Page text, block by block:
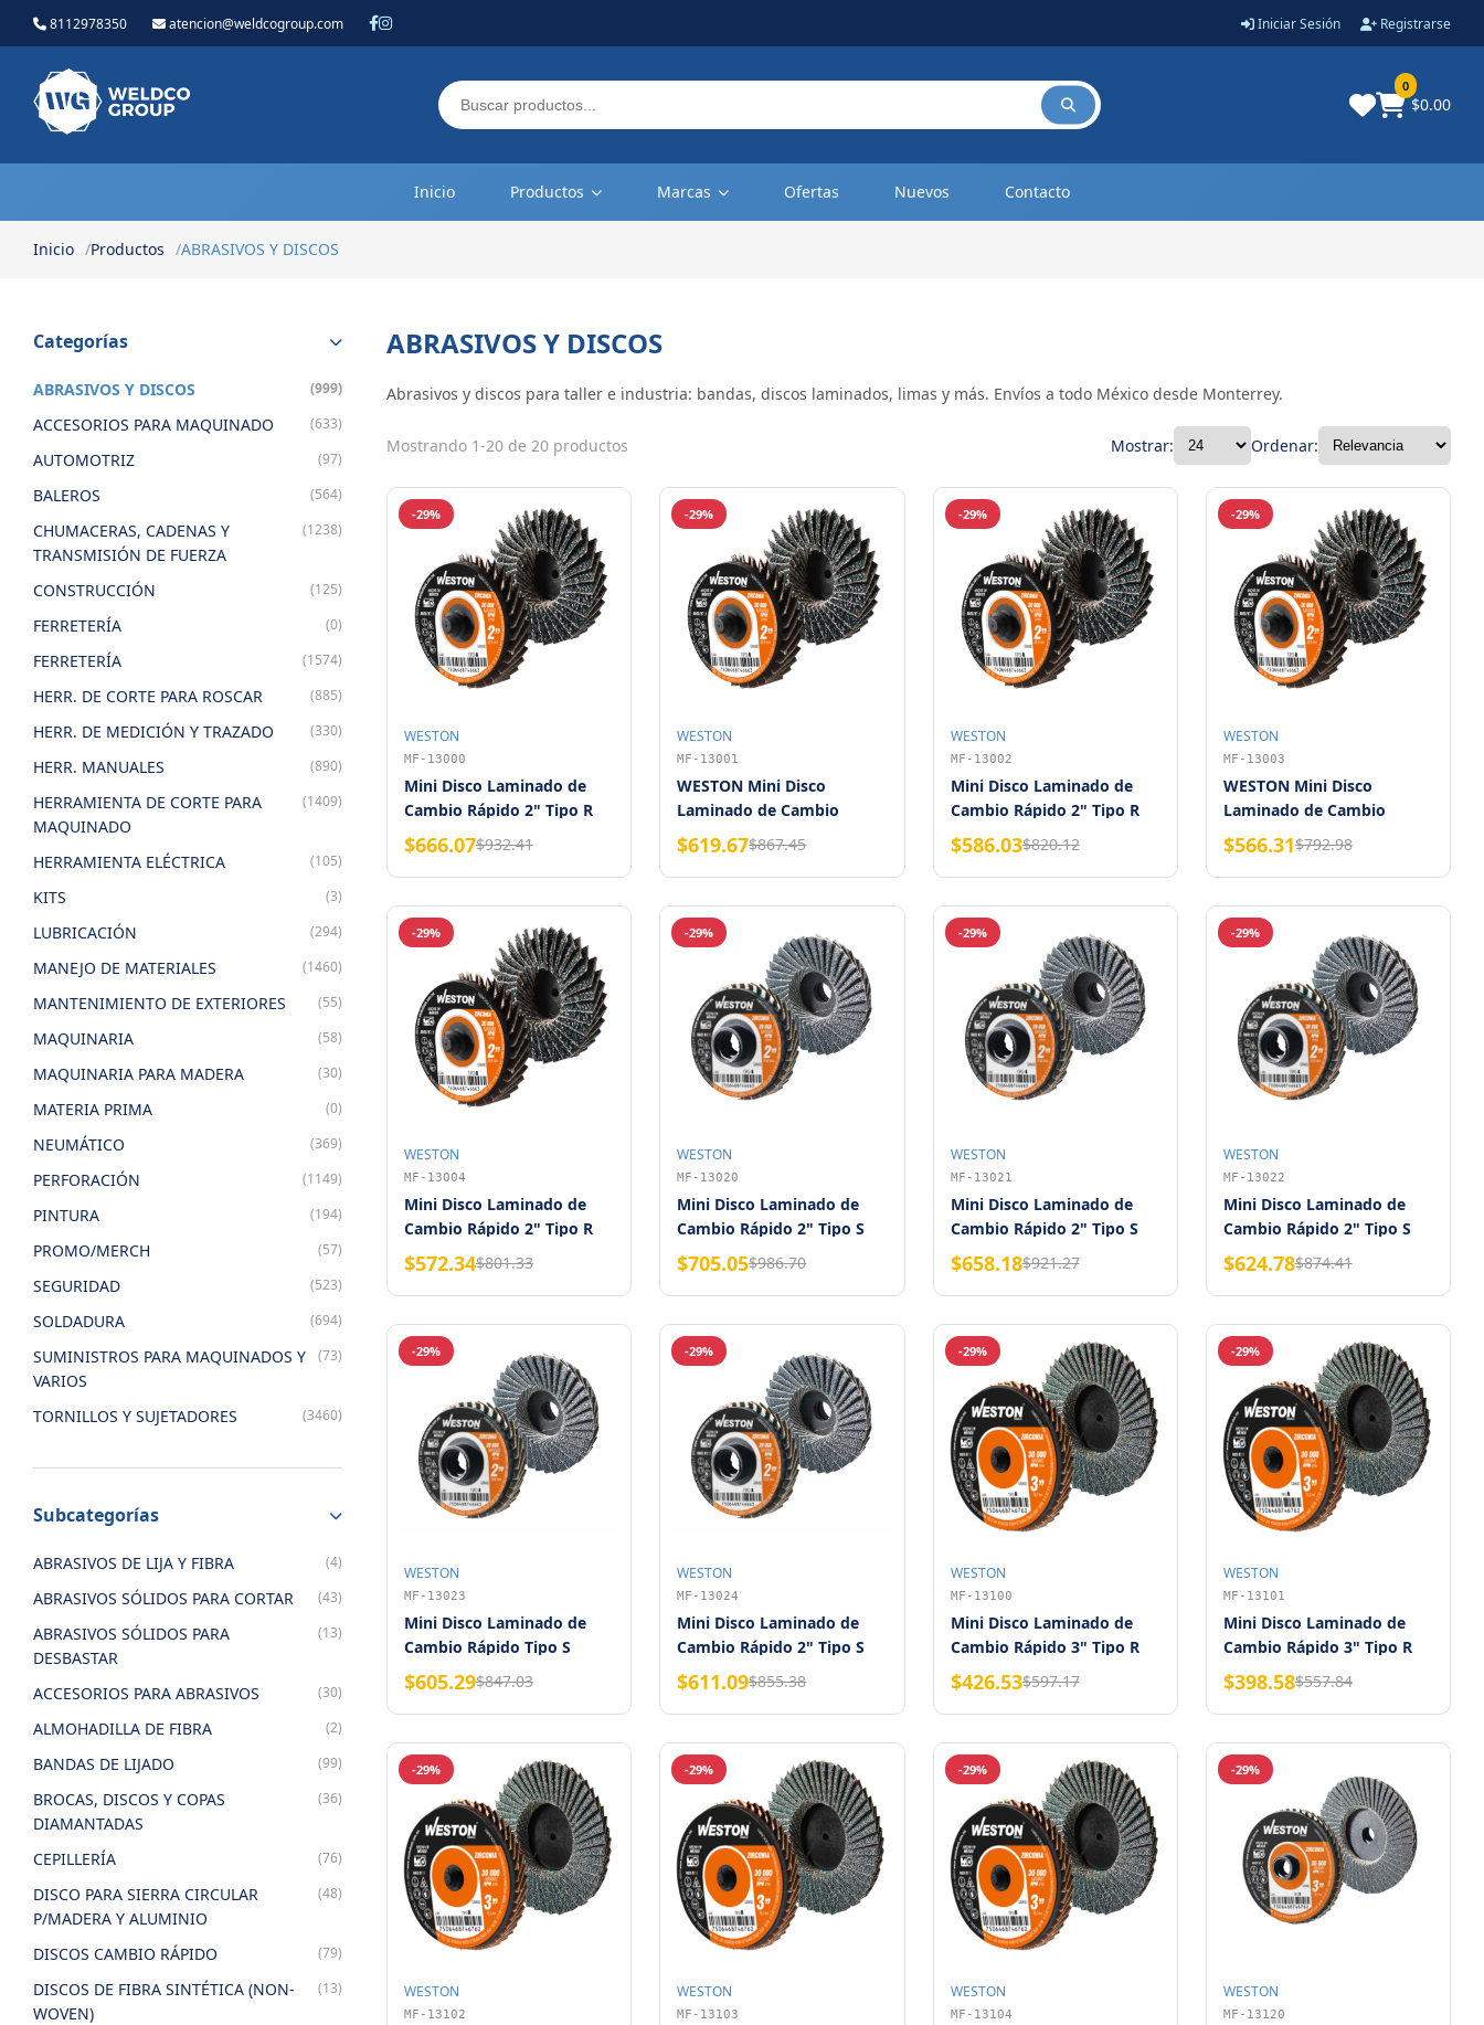
8112978350 atencion@weldcogroup.com Iniciar Sesión Registrarse
0
$0.00
Inicio Productos Marcas Ofertas Nuevos Contacto
Inicio Productos ABRASIVOS Y DISCOS
Categorías
ABRASIVOS Y DISCOS (999)
ACCESORIOS PARA MAQUINADO (633)
AUTOMOTRIZ (97)
BALEROS (564)
CHUMACERAS, CADENAS Y
TRANSMISIÓN DE FUERZA
(1238)
CONSTRUCCIÓN (125)
FERRETERÍA (0)
FERRETERÍA (1574)
HERR. DE CORTE PARA ROSCAR (885)
HERR. DE MEDICIÓN Y TRAZADO (330)
HERR. MANUALES (890)
HERRAMIENTA DE CORTE PARA
MAQUINADO
(1409)
HERRAMIENTA ELÉCTRICA (105)
KITS (3)
LUBRICACIÓN (294)
MANEJO DE MATERIALES (1460)
MANTENIMIENTO DE EXTERIORES (55)
MAQUINARIA (58)
MAQUINARIA PARA MADERA (30)
MATERIA PRIMA (0)
NEUMÁTICO (369)
PERFORACIÓN (1149)
PINTURA (194)
PROMO/MERCH (57)
SEGURIDAD (523)
SOLDADURA (694)
SUMINISTROS PARA MAQUINADOS Y
VARIOS
(73)
TORNILLOS Y SUJETADORES (3460)
Subcategorías
ABRASIVOS DE LIJA Y FIBRA (4)
ABRASIVOS SÓLIDOS PARA CORTAR (43)
ABRASIVOS SÓLIDOS PARA
DESBASTAR
(13)
ACCESORIOS PARA ABRASIVOS (30)
ALMOHADILLA DE FIBRA (2)
BANDAS DE LIJADO (99)
BROCAS, DISCOS Y COPAS
DIAMANTADAS
(36)
CEPILLERÍA (76)
DISCO PARA SIERRA CIRCULAR
P/MADERA Y ALUMINIO
(48)
DISCOS CAMBIO RÁPIDO (79)
DISCOS DE FIBRA SINTÉTICA (NON-
WOVEN)
(13)
ABRASIVOS Y DISCOS
Abrasivos y discos para taller e industria: bandas, discos laminados, limas y más. Envíos a todo México desde Monterrey.
Mostrando 1-20 de 20 productos Mostrar: Ordenar:
-29%
WESTON
MF-13000
Mini Disco Laminado de
Cambio Rápido 2" Tipo R
Zirconia Grano 36 WESTON
$666.07$932.41
-29%
WESTON
MF-13001
WESTON Mini Disco
Laminado de Cambio
Rápido Tipo R 2" Zirconia
Grano 40
$619.67$867.45
-29%
WESTON
MF-13002
Mini Disco Laminado de
Cambio Rápido 2" Tipo R
Zirconia Grano 60 WESTON
$586.03$820.12
-29%
WESTON
MF-13003
WESTON Mini Disco
Laminado de Cambio
Rápido 2" Tipo R Zirconia
Grano 80 (Bolsa con 20
piezas)
$566.31$792.98
-29%
WESTON
MF-13004
Mini Disco Laminado de
Cambio Rápido 2" Tipo R
Zirconia Grano 120
WESTON
$572.34$801.33
-29%
WESTON
MF-13020
Mini Disco Laminado de
Cambio Rápido 2" Tipo S
Zirconia Grano 36 WESTON
$705.05$986.70
-29%
WESTON
MF-13021
Mini Disco Laminado de
Cambio Rápido 2" Tipo S
Zirconia Grano 40 WESTON
(Bolsa con 20 piezas)
$658.18$921.27
-29%
WESTON
MF-13022
Mini Disco Laminado de
Cambio Rápido 2" Tipo S
Zirconia Grano 60 WESTON
$624.78$874.41
-29%
WESTON
MF-13023
Mini Disco Laminado de
Cambio Rápido Tipo S
Zirconia Grano 80 2"
WESTON
$605.29$847.03
-29%
WESTON
MF-13024
Mini Disco Laminado de
Cambio Rápido 2" Tipo S
Zirconia Grano 120
WESTON
$611.09$855.38
-29%
WESTON
MF-13100
Mini Disco Laminado de
Cambio Rápido 3" Tipo R
Zirconia Grano 36 Weston
$426.53$597.17
-29%
WESTON
MF-13101
Mini Disco Laminado de
Cambio Rápido 3" Tipo R
Zirconia Grano 40 WESTON
(Bolsa con 10 piezas)
$398.58$557.84
-29%
WESTON
MF-13102
-29%
WESTON
MF-13103
-29%
WESTON
MF-13104
-29%
WESTON
MF-13120